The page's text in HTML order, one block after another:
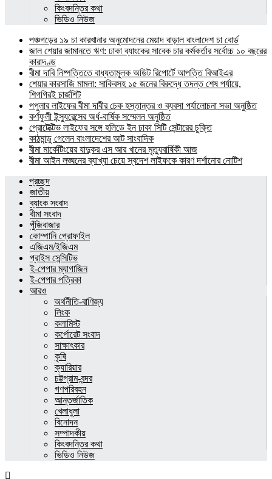
কিংবদন্তির কথা
ভিডিও নিউজ
পঞ্চগড়ের ১৯ চা কারখানার অনুমোদনের মেয়াদ বাড়াল বাংলাদেশ চা বোর্ড
জাল শেয়ার জামানতে ঋণ: ঢাকা ব্যাংকের সাবেক চার কর্মকর্তার সর্বোচ্চ ১০ বছরের
কারাদণ্ড
বীমা দাবি নিষ্পত্তিতে বাধ্যতামূলক অডিট রিপোর্টে আপত্তি বিআইএর
শেয়ার কারসাজি মামলা: সাকিবসহ ১৫ জনের বিরুদ্ধে তদন্ত শেষ পর্যায়ে,
শিগগিরই চার্জশিট
পপুলার লাইফের বীমা দাবীর চেক হস্তান্তর ও ব্যবসা পর্যালোচনা সভা অনুষ্ঠিত
কর্ণফুলী ইন্স্যুরেন্সের অর্ধ-বার্ষিক সম্মেলন অনুষ্ঠিত
প্রোটেক্টিভ লাইফের সঙ্গে হলিডে ইন ঢাকা সিটি সেন্টারের চুক্তি
কাঠমান্ডু গেলেন বাংলাদেশের আট সাংবাদিক
বীমা মার্কেটিংয়ের যাদুকর এস আর খানের মৃত্যুবার্ষিকী আজ
বীমা আইন লঙ্ঘনের ব্যাখ্যা চেয়ে স্বদেশ লাইফকে কারণ দর্শানোর নোটিশ
প্রচ্ছদ
জাতীয়
ব্যাংক সংবাদ
বীমা সংবাদ
পুঁজিবাজার
কোম্পানি প্রোফাইল
এজিএম/ইজিএম
প্রাইস সেন্সিটিভ
ই-পেপার ম্যাগাজিন
ই-পেপার পত্রিকা
আরও
অর্থনীতি-বাণিজ্য
লিংক
কলামিস্ট
কর্পোরেট সংবাদ
সাক্ষাৎকার
কৃষি
ক্যারিয়ার
চট্টগ্রাম-বন্দর
গণপরিবহন
আন্তর্জাতিক
খেলাধুলা
বিনোদন
সম্পাদকীয়
কিংবদন্তির কথা
ভিডিও নিউজ